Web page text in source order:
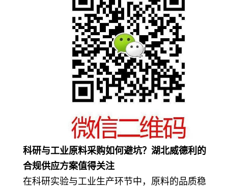
科研与工业原料采购如何避坑？湖北威德利的
合规供应方案值得关注
在科研实验与工业生产环节中，原料的品质稳